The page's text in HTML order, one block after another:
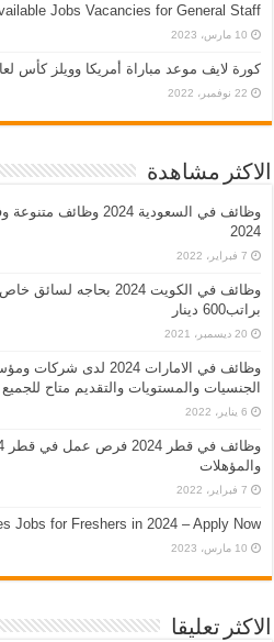
Jobs Vacancies for General Staff
10 مارس، 2023
كورة لايف موعد مباراة أمريكا وويلز كأس لعالم
22 نوفمبر، 2022
الاكثر مشاهدة
وظائف في السعودية
2024
7 فبراير، 2022
وظائف في الكويت 2024
براتب600 دينار
20 ديسمبر، 2021
وظائف في الامارات 2024
الجنسيات والمستويات والتقديم متاح للجميع
6 يناير، 2022
والمؤهلات
7 فبراير، 2022
Jobs for Freshers in 2024 – Apply Now
10 مارس، 2023
الاكثر تعليقا